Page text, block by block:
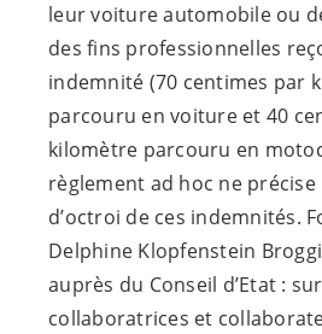
leur voiture automobile ou
des fins professionnelles
indemnité (70 centimes par
parcouru en voiture et 40
kilomètre parcouru en
règlement ad hoc ne
d’octroi de ces indemnités.
Delphine Klopfenstein
auprès du Conseil d’Etat :
collaboratrices et